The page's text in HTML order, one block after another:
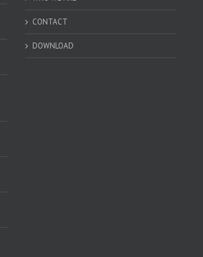
CONTACT
DOWNLOAD